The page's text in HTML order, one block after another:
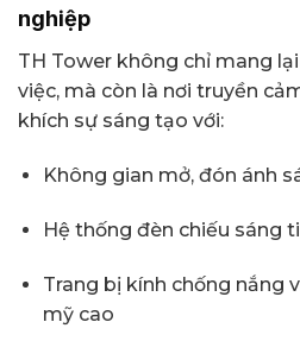
nghiệp
TH Tower không chỉ mang
việc, mà còn là nơi truyền
khích sự sáng tạo với:
Không gian mở, đón ánh
Hệ thống đèn chiếu sáng
Trang bị kính chống nắng
mỹ cao